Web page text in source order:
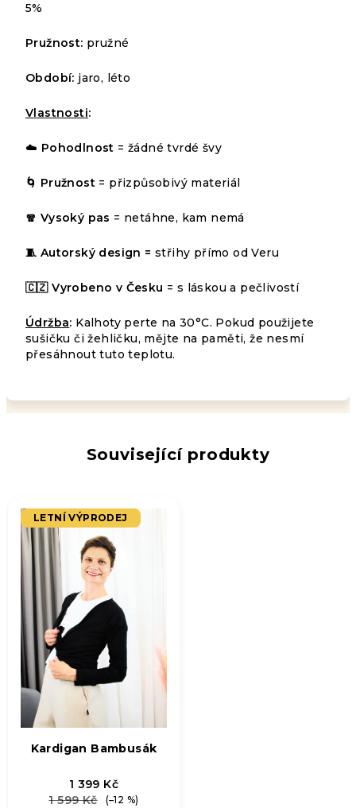
hodnocení
Podrobnosti
hodnocení
LETNÍ
1 599
Kč
–6 %
5%
Pružnost: pružné
Období: jaro, léto
Vlastnosti:
☁️ Pohodlnost = žádné tvrdé švy
🌀 Pružnost = přizpůsobivý materiál
🧣 Vysoký pas = netáhne, kam nemá
🧵 Autorský design = střihy přímo od Veru
🇨🇿 Vyrobeno v Česku = s láskou a pečlivostí
Údržba: Kalhoty perte na 30°C. Pokud použijete
sušičku či žehličku, mějte na paměti, že nesmí
přesáhnout tuto teplotu.
Související produkty
LETNÍ VÝPRODEJ
Kardigan Bambusák
1 399 Kč
1 599 Kč
(–12 %)